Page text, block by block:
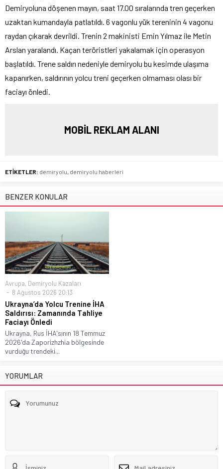
Demiryoluna döşenen mayın, saat 17.00 sıralarında tren geçerken
uzaktan kumandayla patlatıldı. 6 vagonlu yük tereninin 4 vagonu
raydan çıkarak devrildi. Trenin 2 makinisti Emin Yılmaz ile Metin
Arslan yaralandı. Kaçan teröristleri yakalamak için operasyon
başlatıldı. Trene saldırı nedeniyle demiryolu bu kesimde ulaşıma
kapanırken, saldırının yolcu treni geçerken olmaması olası bir
faciayı önledi.
MOBİL REKLAM ALANI
ETİKETLER: demiryolu demiryolu haberleri
BENZER KONULAR
Avrupa, Demiryolu Kazaları
8 Ağustos 2026 20:13
Ukrayna’da Yolcu Trenine İHA
Saldırısı: Zamanında Tahliye
Faciayı Önledi
Ukrayna, Rus İHA'sının 18 Temmuz
2026'da Zaporizhzhia bölgesinde
vurduğu trendeki...
YORUMLAR